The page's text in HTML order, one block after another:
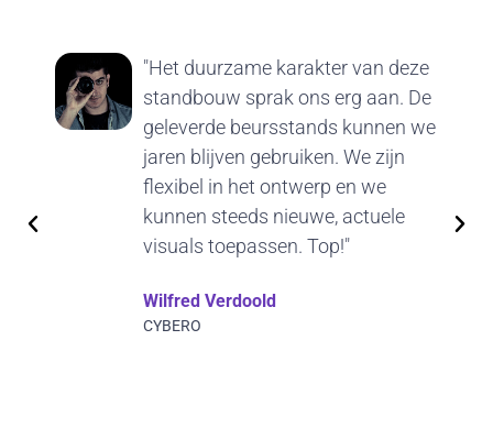
"Het duurzame karakter van deze
standbouw sprak ons erg aan. De
geleverde beursstands kunnen we
jaren blijven gebruiken. We zijn
flexibel in het ontwerp en we
kunnen steeds nieuwe, actuele
visuals toepassen. Top!"
Wilfred Verdoold
CYBERO